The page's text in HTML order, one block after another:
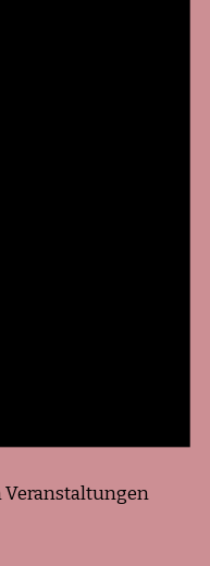
Veranstaltungen